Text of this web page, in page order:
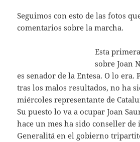
Seguimos con esto de las fotos
comentarios sobre la marcha.
Esta
sobre Joan
es senador de la Entesa. O lo era.
tras los malos resultados, no ha
miércoles representante de
Su puesto lo va a ocupar Joan
hace un mes ha sido conseller
Generalitá en el gobierno